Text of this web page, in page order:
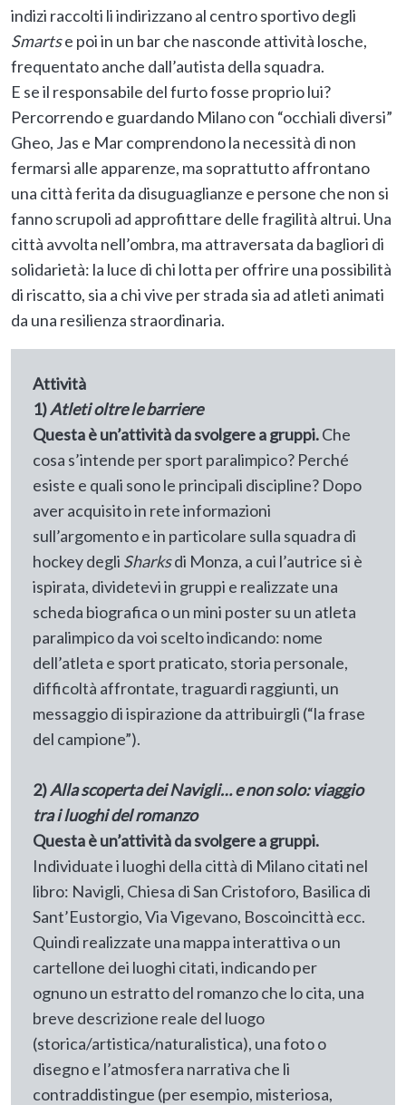
indizi raccolti li indirizzano al centro sportivo degli
Smartse poi in un bar che nasconde attività losche,
frequentato anche dall’autista della squadra.
E se il responsabile del furto fosse proprio lui?
Percorrendo e guardando Milano con “occhiali diversi”
Gheo, Jas e Mar comprendono la necessità di non
fermarsi alle apparenze, ma soprattutto affrontano
una città ferita da disuguaglianze e persone che non si
fanno scrupoli ad approfittare delle fragilità altrui. Una
città avvolta nell’ombra, ma attraversata da bagliori di
solidarietà: la luce di chi lotta per offrire una possibilità
di riscatto, sia a chi vive per strada sia ad atleti animati
da una resilienza straordinaria.
Attività
1)Atleti oltre le barriere
Questa è un’attività da svolgere a gruppi.Che
cosa s’intende per sport paralimpico? Perché
esiste e quali sono le principali discipline? Dopo
aver acquisito in rete informazioni
sull’argomento e in particolare sulla squadra di
hockey degli Sharksdi Monza, a cui l’autrice si è
ispirata, dividetevi in gruppi e realizzate una
scheda biografica o un mini poster su un atleta
paralimpico da voi scelto indicando: nome
dell’atleta e sport praticato, storia personale,
difficoltà affrontate, traguardi raggiunti, un
messaggio di ispirazione da attribuirgli (“la frase
del campione”).
2)Alla scoperta dei Navigli… e non solo: viaggio
tra i luoghi del romanzo
Questa è un’attività da svolgere a gruppi.
Individuate i luoghi della città di Milano citati nel
libro: Navigli, Chiesa di San Cristoforo, Basilica di
Sant’Eustorgio, Via Vigevano, Boscoincittà ecc.
Quindi realizzate una mappa interattiva o un
cartellone dei luoghi citati, indicando per
ognuno un estratto del romanzo che lo cita, una
breve descrizione reale del luogo
(storica/artistica/naturalistica), una foto o
disegno e l’atmosfera narrativa che li
contraddistingue (per esempio, misteriosa,